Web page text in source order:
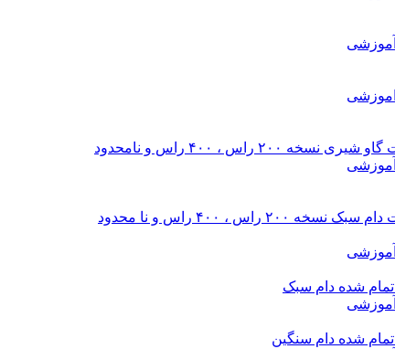
۲۰۰ راس ، ۴۰۰ راس و نامحدود
۲۰۰ راس ، ۴۰۰ راس و نا محدود
شده دام سبک
شده دام سنگین